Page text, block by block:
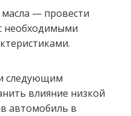
масла — провести
необходимыми
следующим
влияние низкой
автомобиль в